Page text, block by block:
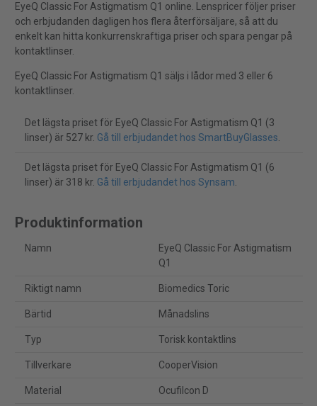
EyeQ Classic For Astigmatism Q1 online. Lenspricer följer priser
och erbjudanden dagligen hos flera återförsäljare, så att du
enkelt kan hitta konkurrenskraftiga priser och spara pengar på
kontaktlinser.
EyeQ Classic For Astigmatism Q1 säljs i lådor med 3 eller 6
kontaktlinser.
Det lägsta priset för EyeQ Classic For Astigmatism Q1 (3
linser) är 527 kr. Gå till erbjudandet hos SmartBuyGlasses.
Det lägsta priset för EyeQ Classic For Astigmatism Q1 (6
linser) är 318 kr. Gå till erbjudandet hos Synsam.
Produktinformation
Namn
EyeQ Classic For Astigmatism
Q1
Riktigt namn Biomedics Toric
Bärtid Månadslins
Typ Torisk kontaktlins
Tillverkare CooperVision
Material Ocufilcon D